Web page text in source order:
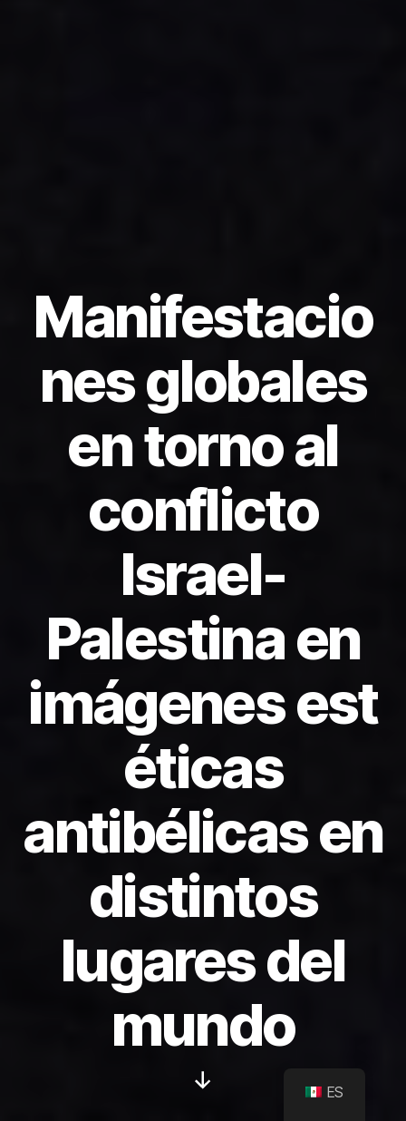
Manifestacio
nes globales
en torno al
conflicto
Israel-
Palestina en
imágenes est
éticas
antibélicas en
distintos
lugares del
mundo
Desplazar
ES